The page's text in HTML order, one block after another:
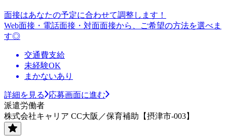
面接はあなたの予定に合わせて調整します！
Web面接・電話面接・対面面接から、ご希望の方法を選べま
す◎
交通費支給
未経験OK
まかないあり
詳細を見る
応募画面に進む
派遣労働者
株式会社キャリア CC大阪／保育補助【摂津市-003】